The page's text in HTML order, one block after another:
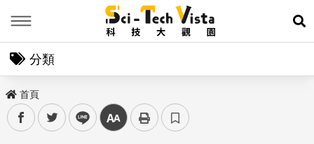
展
分類
首頁
facebooktwitter line 中